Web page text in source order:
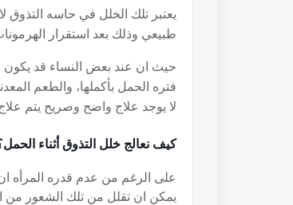
يعتبر تلك الخلل في حاسه
طبيعي وذلك بعد استقرار
حيث ان عند بعض النساء قد يكون
فتره الحمل بأكملها، والطعم
لا يوجد علاج واضح وصريح يتم
كيف نعالج خلل التذوق أثناء
على الرغم من عدم قدره المرأه
يمكن ان تقلل من تلك الشعور من